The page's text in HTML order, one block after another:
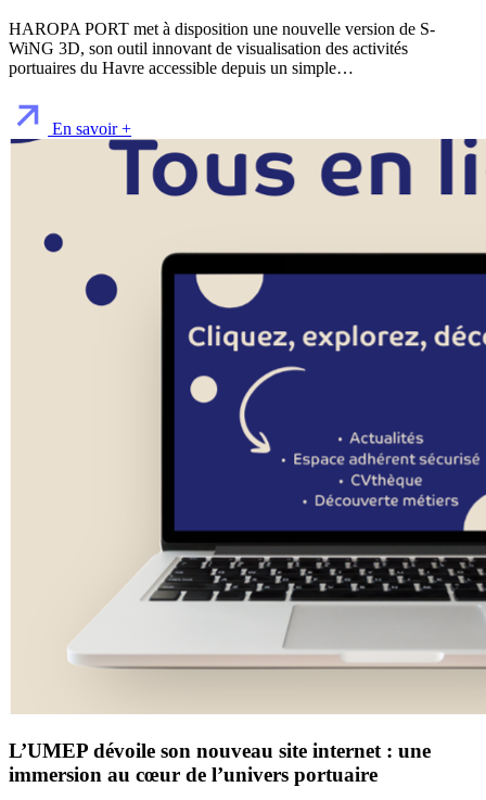
HAROPA PORT met à disposition une nouvelle version de S-
WiNG 3D, son outil innovant de visualisation des activités
portuaires du Havre accessible depuis un simple…
En savoir +
L’UMEP dévoile son nouveau site internet : une
immersion au cœur de l’univers portuaire